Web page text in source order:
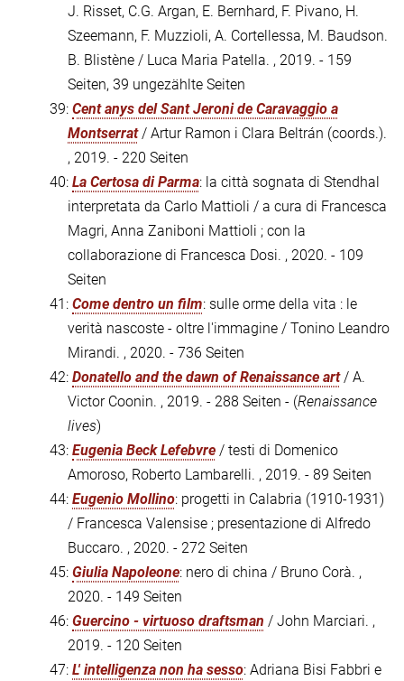
J. Risset, C.G. Argan, E. Bernhard, F. Pivano, H.
Szeemann, F. Muzzioli, A. Cortellessa, M. Baudson.
B. Blistène / Luca Maria Patella. , 2019. - 159
Seiten, 39 ungezählte Seiten
39: Cent anys del Sant Jeroni de Caravaggio a
Montserrat/ Artur Ramon i Clara Beltrán (coords.).
, 2019. - 220 Seiten
40: La Certosa di Parma: la città sognata di Stendhal
interpretata da Carlo Mattioli / a cura di Francesca
Magri, Anna Zaniboni Mattioli ; con la
collaborazione di Francesca Dosi. , 2020. - 109
Seiten
41: Come dentro un film: sulle orme della vita : le
verità nascoste - oltre l'immagine / Tonino Leandro
Mirandi. , 2020. - 736 Seiten
42: Donatello and the dawn of Renaissance art/ A.
Victor Coonin. , 2019. - 288 Seiten - (Renaissance
lives)
43: Eugenia Beck Lefebvre / testi di Domenico
Amoroso, Roberto Lambarelli. , 2019. - 89 Seiten
44: Eugenio Mollino: progetti in Calabria (1910-1931)
/ Francesca Valensise ; presentazione di Alfredo
Buccaro. , 2020. - 272 Seiten
45: Giulia Napoleone: nero di china / Bruno Corà. ,
2020. - 149 Seiten
46: Guercino - virtuoso draftsman / John Marciari. ,
2019. - 120 Seiten
47: L' intelligenza non ha sesso: Adriana Bisi Fabbri e